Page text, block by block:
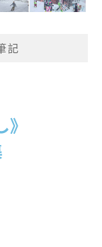
記